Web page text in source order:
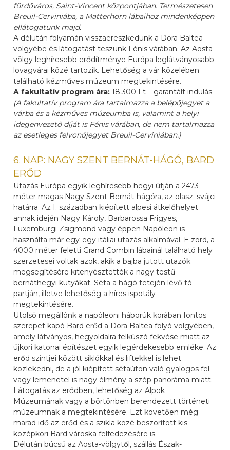
fürdőváros, Saint-Vincent központjában. Természetesen
Breuil-Cerviniába, a Matterhorn lábaihoz mindenképpen
ellátogatunk majd.
A délután folyamán visszaereszkedünk a Dora Baltea
völgyébe és látogatást teszünk Fénis várában. Az Aosta-
völgy leghíresebb erődítménye Európa leglátványosabb
lovagvárai közé tartozik. Lehetőség a vár közelében
található kézműves múzeum megtekintésére.
A fakultatív program ára:18.300 Ft – garantált indulás.
(A fakultatív program ára tartalmazza a belépőjegyet a
várba és a kézműves múzeumba is, valamint a helyi
idegenvezető díját is Fénis várában, de nem tartalmazza
az esetleges felvonójegyet Breuil-Cerviniában.)
6. NAP: NAGY SZENT BERNÁT-HÁGÓ, BARD
ERŐD
Utazás Európa egyik leghíresebb hegyi útján a 2473
méter magas Nagy Szent Bernát-hágóra, az olasz–svájci
határra. Az I. században kiépített alpesi átkelőhelyet
annak idején Nagy Károly, Barbarossa Frigyes,
Luxemburgi Zsigmond vagy éppen Napóleon is
használta már egy-egy itáliai utazás alkalmával. E zord, a
4000 méter feletti Grand Combin lábainál található hely
szerzetesei voltak azok, akik a bajba jutott utazók
megsegítésére kitenyésztették a nagy testű
bernáthegyi kutyákat. Séta a hágó tetején lévő tó
partján, illetve lehetőség a híres ispotály
megtekintésére.
Utolsó megállónk a napóleoni háborúk korában fontos
szerepet kapó Bard erőd a Dora Baltea folyó völgyében,
amely látványos, hegyoldalra felkúszó fekvése miatt az
újkori katonai építészet egyik legérdekesebb emléke. Az
erőd szintjei között siklókkal és liftekkel is lehet
közlekedni, de a jól kiépített sétaúton való gyalogos fel-
vagy lemenetel is nagy élmény a szép panoráma miatt.
Látogatás az erődben, lehetőség az Alpok
Múzeumának vagy a börtönben berendezett történeti
múzeumnak a megtekintésére. Ezt követően még
marad idő az erőd és a szikla közé beszorított kis
középkori Bard városka felfedezésére is.
Délután búcsú az Aosta-völgytől, szállás Észak-